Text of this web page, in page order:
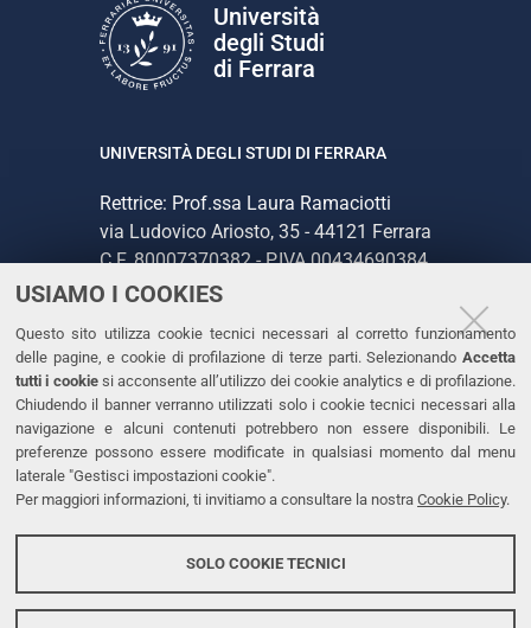
USIAMO I COOKIES
Questo sito utilizza cookie tecnici necessari al corretto funzionamento
delle pagine, e cookie di profilazione di terze parti. Selezionando Accetta
tutti i cookiesi acconsente all’utilizzo dei cookie analytics e di profilazione.
Chiudendo il banner verranno utilizzati solo i cookie tecnici necessari alla
navigazione e alcuni contenuti potrebbero non essere disponibili. Le
preferenze possono essere modificate in qualsiasi momento dal menu
laterale "Gestisci impostazioni cookie".
Per maggiori informazioni, ti invitiamo a consultare la nostra Cookie Policy.
SOLO COOKIE TECNICI
Università
degli Studi
di Ferrara
UNIVERSITÀ DEGLI STUDI DI FERRARA
Rettrice: Prof.ssa Laura Ramaciotti
via Ludovico Ariosto, 35 - 44121 Ferrara
C.F. 80007370382 - P.IVA 00434690384
CONTATTI
Tel. +39 0532 293111
Fax. +39 0532 293031
PEC
LINKS
Accessibilità
Protezione dati personali